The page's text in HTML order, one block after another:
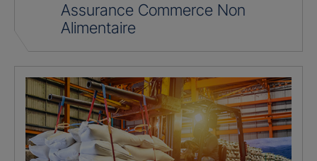
Assurance Commerce Non
Alimentaire